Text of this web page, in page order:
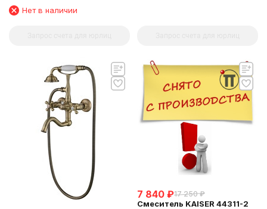
подключением фильтра
питьевой воды
Нет в наличии
7 840 ₽17 250 ₽
Смеситель KAISER 44311-2